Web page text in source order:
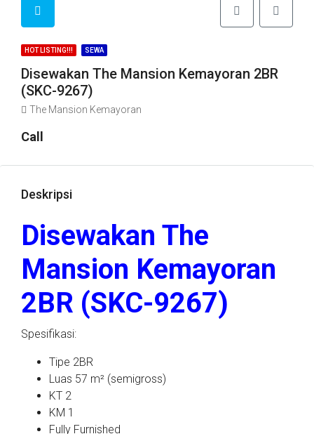
HOT LISTING!!! SEWA
Disewakan The Mansion Kemayoran 2BR
(SKC-9267)
The Mansion Kemayoran
Call
Deskripsi
Disewakan The
Mansion Kemayoran
2BR (SKC-9267)
Spesifikasi:
Tipe 2BR
Luas 57 m² (semigross)
KT 2
KM 1
Fully Furnished